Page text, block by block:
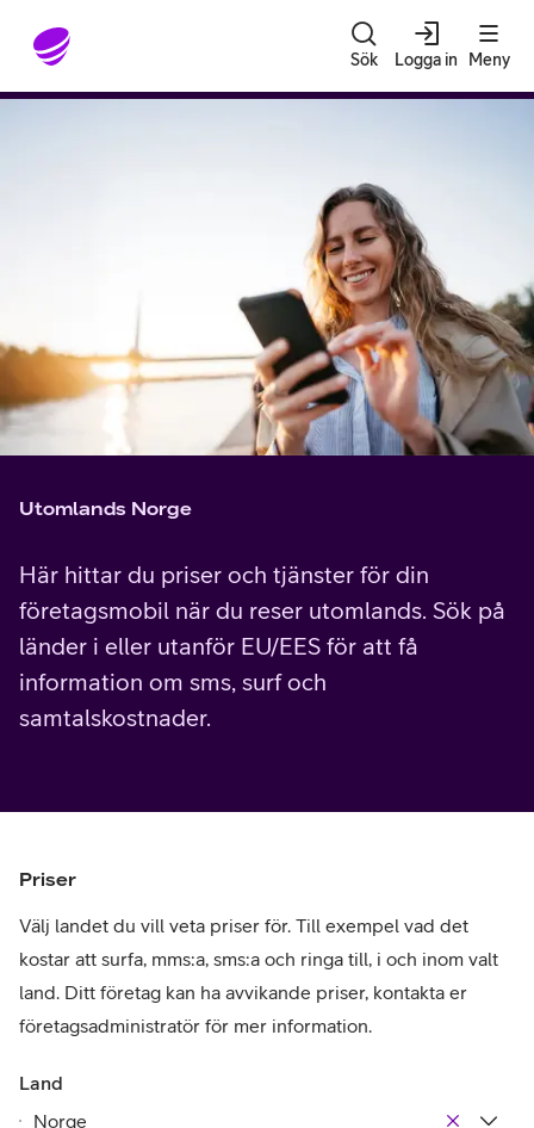
Gå till sidans innehåll
Sök Logga in Meny
Utomlands Norge
Här hittar du priser och tjänster för din
företagsmobil när du reser utomlands. Sök på
länder i eller utanför EU/EES för att få
information om sms, surf och
samtalskostnader.
Priser
Välj landet du vill veta priser för. Till exempel vad det
kostar att surfa, mms:a, sms:a och ringa till, i och inom valt
land. Ditt företag kan ha avvikande priser, kontakta er
företagsadministratör för mer information.
Land